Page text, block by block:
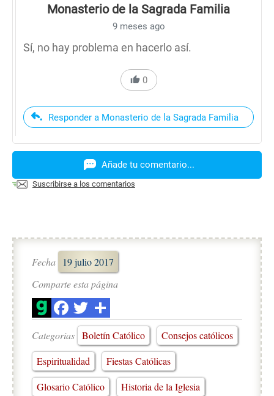
Monasterio de la Sagrada Familia
9 meses ago
Sí, no hay problema en hacerlo así.
0
Responder a Monasterio de la Sagrada Familia
Añade tu comentario...
Suscribirse a los comentarios
Fecha
19 julio 2017
Comparte esta página
Categorias Boletín Católico
Consejos católicos
Espiritualidad
Fiestas Católicas
Glosario Católico
Historia de la Iglesia